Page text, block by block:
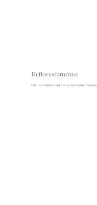
Reflorestamento
Um dos objetivos da Eco Lodge Salve Floresta